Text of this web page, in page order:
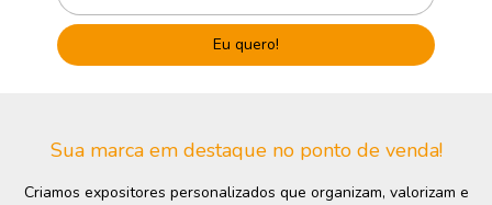
Sua marca em destaque no ponto de venda!
Criamos expositores personalizados que organizam, valorizam e